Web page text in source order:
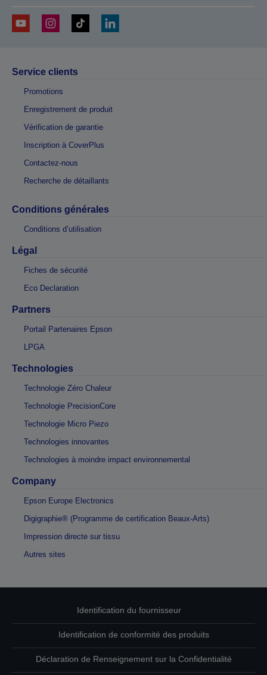
Service clients
Promotions
Enregistrement de produit
Vérification de garantie
Inscription à CoverPlus
Contactez-nous
Recherche de détaillants
Conditions générales
Conditions d’utilisation
Légal
Fiches de sécurité
Eco Declaration
Partners
Portail Partenaires Epson
LPGA
Technologies
Technologie Zéro Chaleur
Technologie PrecisionCore
Technologie Micro Piezo
Technologies innovantes
Technologies à moindre impact environnemental
Company
Epson Europe Electronics
Digigraphie® (Programme de certification Beaux-Arts)
Impression directe sur tissu
Autres sites
Identification du fournisseur
Identification de conformité des produits
Déclaration de Renseignement sur la Confidentialité